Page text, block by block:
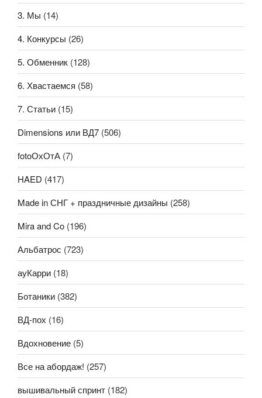
3. Мы (14)
4. Конкурсы (26)
5. Обменник (128)
6. Хвастаемся (58)
7. Статьи (15)
Dimensions или ВД7 (506)
fotoОхОтА (7)
HAED (417)
Made in СНГ + праздничные дизайны (258)
Mira and Co (196)
Альбатрос (723)
ауКарри (18)
Ботаники (382)
ВД-пох (16)
Вдохновение (5)
Все на абордаж! (257)
вышивальный спринт (182)